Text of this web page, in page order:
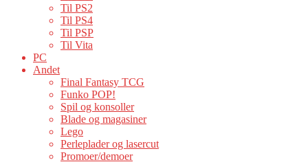
Til PS2
Til PS4
Til PSP
Til Vita
PC
Andet
Final Fantasy TCG
Funko POP!
Spil og konsoller
Blade og magasiner
Lego
Perleplader og lasercut
Promoer/demoer